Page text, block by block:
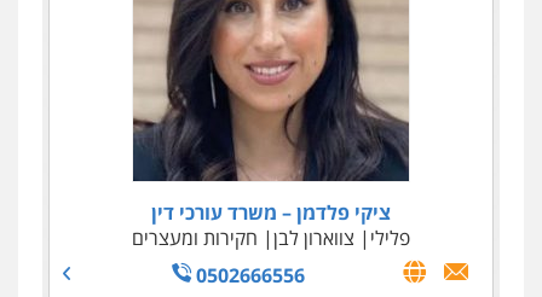
ציקי פלדמן – משרד עורכי דין
פלילי
צווארון לבן
חקירות ומעצרים
0502666556
0523647066
עו"ד ד"ר איתן פינקלשטיין
כלכלי הלבנת הון ייעוץ לעורכי דין
0507061374
עו"ד רן כהן רוכברגר
פלילי צווארון לבן